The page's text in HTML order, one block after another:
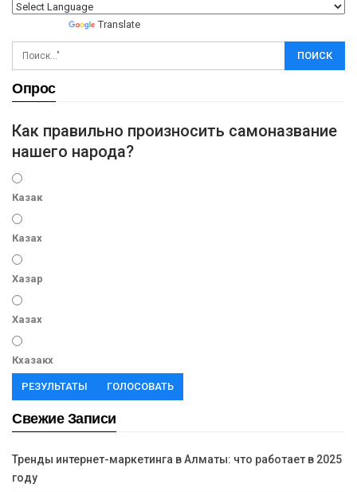
Translate
Опрос
Как правильно произносить самоназвание
нашего народа?
Казак
Казах
Хазар
Хазах
Кхазакх
РЕЗУЛЬТАТЫ ГОЛОСОВАТЬ
Свежие Записи
Тренды интернет-маркетинга в Алматы: что работает в 2025
году